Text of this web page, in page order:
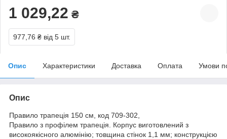
1 029,22 ₴
977,76 ₴ від 5 шт.
Опис Характеристики Доставка Оплата Умови
Опис
Правило трапеція 150 см, код 709-302,
Правило з профілем трапеція. Корпус виготовлений з
високоякісного алюмінію; товщина стінок 1,1 мм; конструкцією